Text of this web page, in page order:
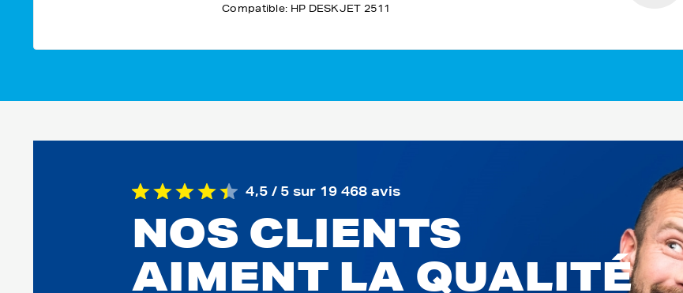
Compatible: HP DESKJET 2511
4,5 / 5 sur 19 468 avis
NOS CLIENTS
AIMENT LA QUALITÉ